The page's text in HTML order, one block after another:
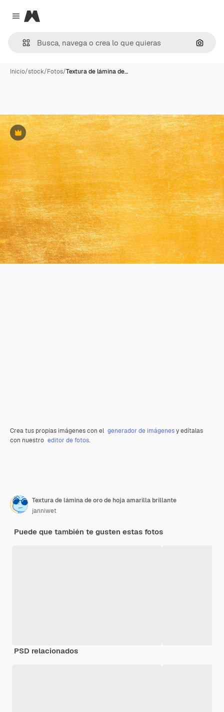
Close menu
Magnific
Inicio/stock/Fotos/Textura de lámina de…
Premium
Crea tus propias imágenes con el generador de imágenesy edítalas
con nuestro editor de fotos.
Textura de lámina de oro de hoja amarilla brillante
janniwet
Puede que también te gusten estas fotos
PSD relacionados